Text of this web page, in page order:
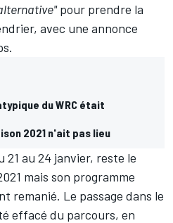
pour prendre la
avec une annonce
du WRC était
2021 n'ait pas lieu
au 24 janvier, reste le
mais son programme
remanié. Le passage dans le
effacé du parcours, en